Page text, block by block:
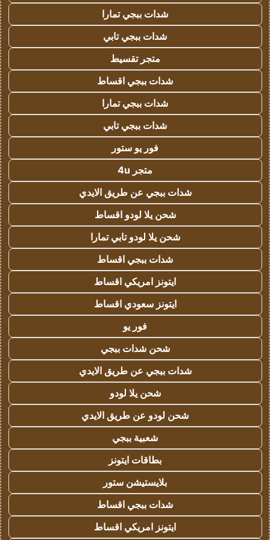
شدات ببجي تمارا
شدات ببجي تابي
متجر تقسيط
شدات ببجي اقساط
شدات ببجي تمارا
شدات ببجي تابي
فور يو ستور
متجر 4u
شدات ببجي عن طريق الايدي
شحن يلا لودو اقساط
شحن يلا لودو تابي تمارا
شدات ببجي اقساط
ايتونز امريكي اقساط
ايتونز سعودي اقساط
فور يو
شحن شدات ببجي
شدات ببجي عن طريق الايدي
شحن يلا لودو
شحن لودو عن طريق الايدي
شعبية ببجي
بطاقات ايتونز
بلايستيشن ستور
شدات ببجي اقساط
ايتونز امريكي اقساط